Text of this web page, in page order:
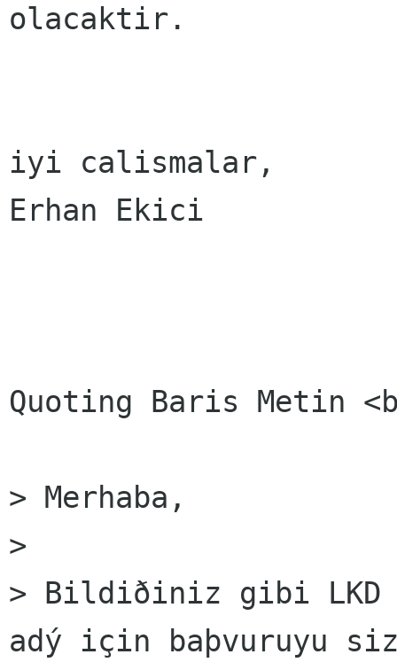
olacaktir.
iyi calismalar,
Erhan Ekici
Quoting Baris Metin
> Merhaba,
>
> Bildiðiniz gibi LKD
adý için baþvuruyu